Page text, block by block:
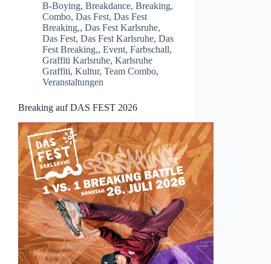
B-Boying, Breakdance, Breaking,
Combo, Das Fest, Das Fest
Breaking,, Das Fest Karlsruhe,
Das Fest, Das Fest Karlsruhe, Das
Fest Breaking,, Event, Farbschall,
Graffiti Karlsruhe, Karlsruhe
Graffiti, Kultur, Team Combo,
Veranstaltungen
Breaking auf DAS FEST 2026